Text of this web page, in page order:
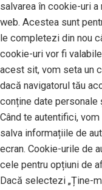
salvarea în cookie-uri
web. Acestea sunt
le completezi din nou
cookie-uri vor fi
acest sit, vom seta un
dacă navigatorul tău
conține date personale
Când te autentifici,
salva informațiile de
ecran. Cookie-urile de
cele pentru opțiuni de
Dacă selectezi „Ține-